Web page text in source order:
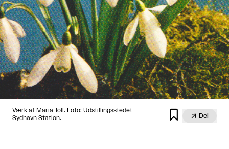
Værk af Maria Toll. Foto: Udstillingsstedet
Sydhavn Station.
  Del